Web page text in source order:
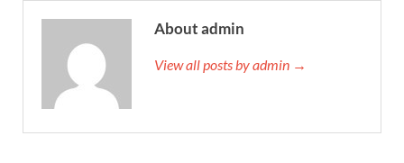
About admin
View all posts by admin →